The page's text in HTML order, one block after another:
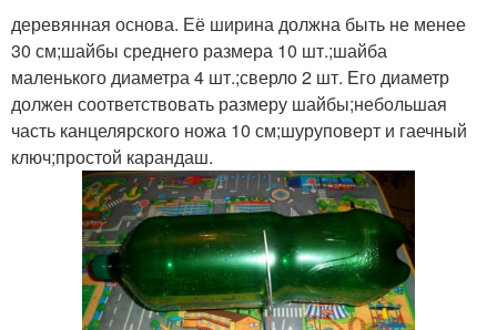
деревянная основа. Её ширина должна быть не менее
30 см;шайбы среднего размера 10 шт.;шайба
маленького диаметра 4 шт.;сверло 2 шт. Его диаметр
должен соответствовать размеру шайбы;небольшая
часть канцелярского ножа 10 см;шуруповерт и гаечный
ключ;простой карандаш.